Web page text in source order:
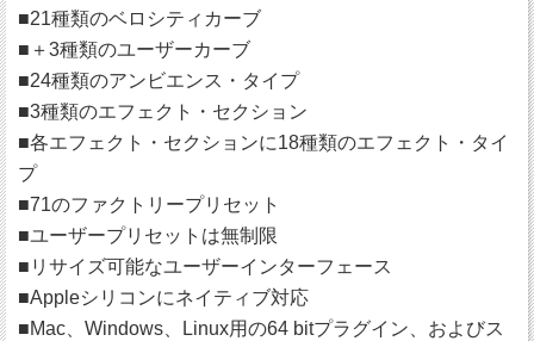
■21種類のベロシティカーブ
■＋3種類のユーザーカーブ
■24種類のアンビエンス・タイプ
■3種類のエフェクト・セクション
■各エフェクト・セクションに18種類のエフェクト・タイ
プ
■71のファクトリープリセット
■ユーザープリセットは無制限
■リサイズ可能なユーザーインターフェース
■Appleシリコンにネイティブ対応
■Mac、Windows、Linux用の64 bitプラグイン、およびス